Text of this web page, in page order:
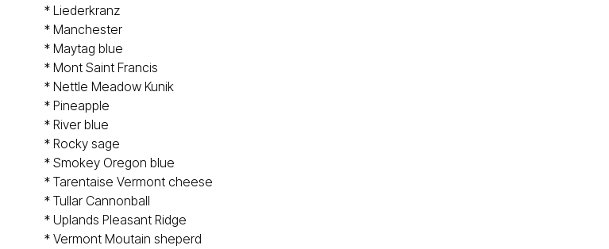
* Liederkranz
* Manchester
* Maytag blue
* Mont Saint Francis
* Nettle Meadow Kunik
* Pineapple
* River blue
* Rocky sage
* Smokey Oregon blue
* Tarentaise Vermont cheese
* Tullar Cannonball
* Uplands Pleasant Ridge
* Vermont Moutain sheperd